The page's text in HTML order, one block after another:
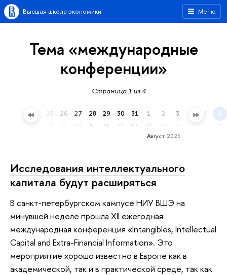
Меню
Высшая школа экономики
Тема «международные
конференции»
Страница 1 из 4
24 25 26 27
пн
28
вт
29
ср
30
чт
31
пт
Август 2026
1
сб
2 3 4 5 6
чт
Исследования интеллектуального
капитала будут расширяться
В санкт-петербургском кампусе НИУ ВШЭ на
минувшей неделе прошла XII ежегодная
международная конференция «Intangibles, Intellectual
Capital and Extra-Financial Information». Это
мероприятие хорошо известно в Европе как в
академической, так и в практической среде, так как